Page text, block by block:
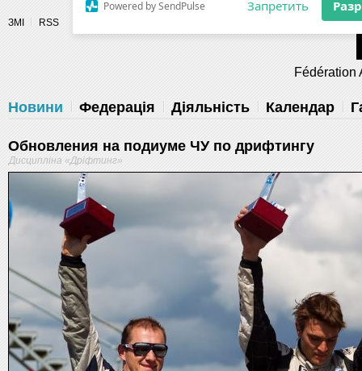
Разрешите сайту fau.ua
уведомления на рабочий стол
ЗМІ RSS
Fédération
Новини Федерація Діяльність Календар
Обновления на подиуме ЧУ по дрифтингу
Дисципліна «Дріфтинг»